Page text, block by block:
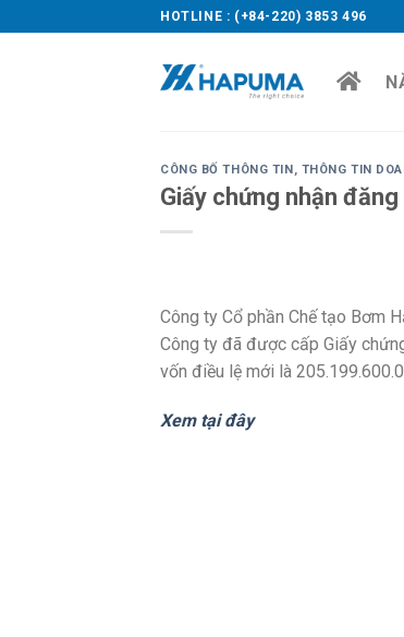
to
HOTLINE : (+84-220) 3853 496
CÔNG BỐ THÔNG TIN, THÔNG TIN
Giấy chứng nhận
Công ty Cổ phần Chế tạo Bơm
Công ty đã được cấp Giấy
vốn điều lệ mới là
Xem tại đây